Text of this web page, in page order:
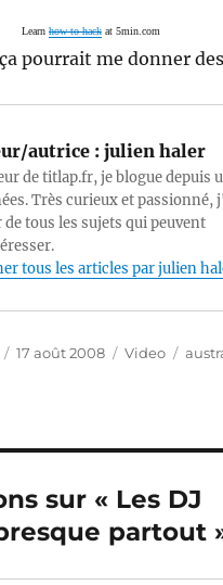
Learn how to hack at 5min.com
pourrait me donner
autrice : julien haler
de titlap.fr, je blogue depuis
Très curieux et passionné,
de tous les sujets qui peuvent
tous les articles par julien
Publié
17 août 2008 Catégories
Video
sur « Les DJ
partout